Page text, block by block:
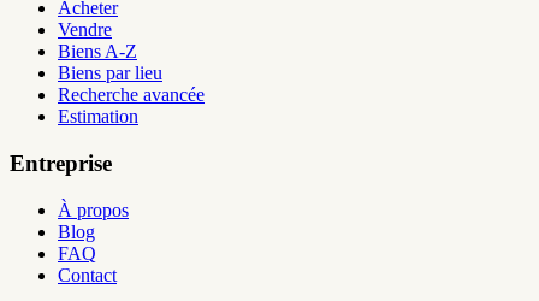
Acheter
Vendre
Biens A-Z
Biens par lieu
Recherche avancée
Estimation
Entreprise
À propos
Blog
FAQ
Contact